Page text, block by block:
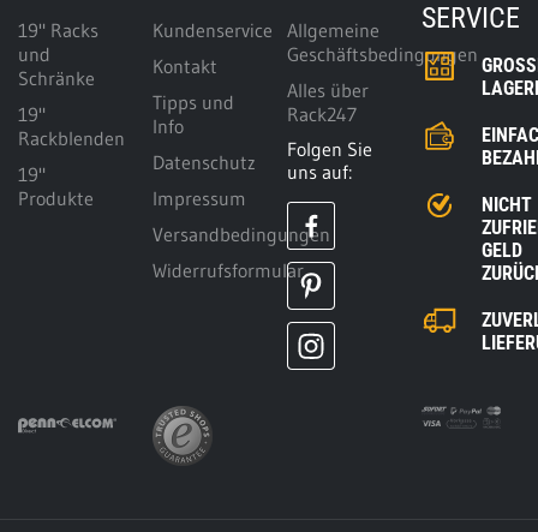
19" Racks
und
Schränke
19"
Rackblenden
19"
Produkte
Kundenservice
Kontakt
Tipps und
Info
Datenschutz
Impressum
Versandbedingungen
Widerrufsformular
Allgemeine
Geschäftsbedingungen
Alles über
Rack247
Folgen Sie
uns auf:
SERVICE
NICHT
GELD